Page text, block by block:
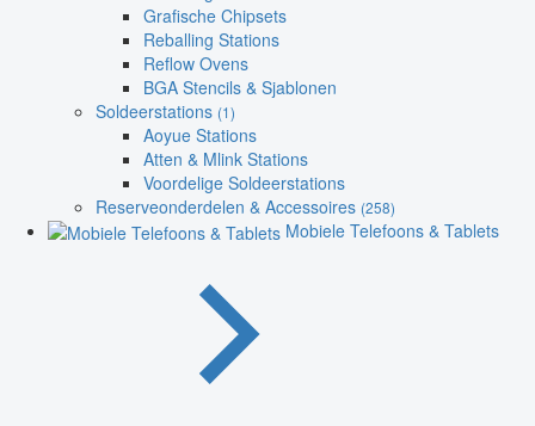
Grafische Chipsets
Reballing Stations
Reflow Ovens
BGA Stencils & Sjablonen
Soldeerstations (1)
Aoyue Stations
Atten & Mlink Stations
Voordelige Soldeerstations
Reserveonderdelen & Accessoires (258)
Mobiele Telefoons & Tablets